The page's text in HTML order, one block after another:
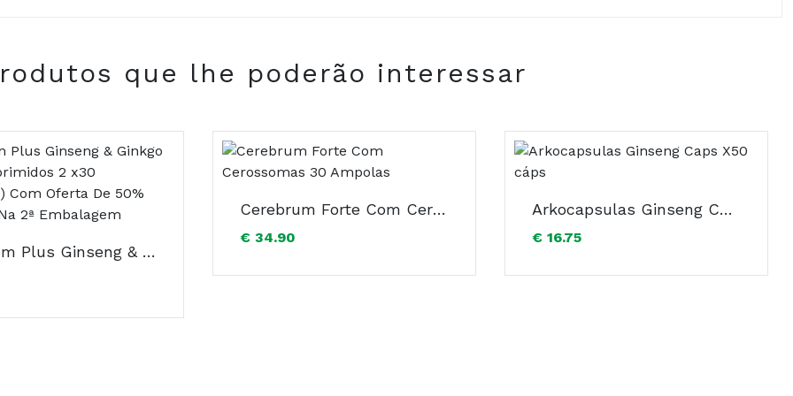
silício, dióxido de titânio, riboflavina, estearato de magnésio.
Vojens, Dinamarca
que lhe poderão interessar
Centrum Plus Ginseng & Ginkgo Duo Comprimidos 2 x30 Unidade(S) Com Oferta De 50% Desconto Na 2ª Embalagem
Cerebrum Forte Com Cerossomas 30 Ampolas
€ 34.90
Arkocapsulas Ginseng Caps X50 cáps
€ 16.75